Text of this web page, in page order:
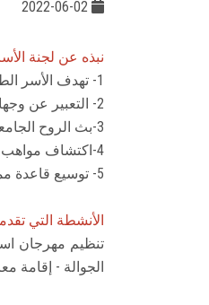
نبذه عن لجنة
1- تهدف الأسر الطلابية إلى تنمية القيم الروحية والأخلاقية والوعي الوطني والقومي بين الطلاب.
2- التعبير عن وجهات النظر والرأي من خلال الأنشطة الثقافية والفنية والاجتماعية المختلفة.
3-بث الروح الجامعية وتوثيق الروابط بين الطلاب وأعضاء هيئة التدريس والعاملين بالجامعة.
4-اكتشاف مواهب الطلاب وقدراتهم ومهاراتهم وصلقها وتشجيعها.
5- توسيع قاعدة ممارسة الأنشطة الطلابية والاجتماعية والثقافية والفنية والرياضية والأنشطة التي تساعد الطلاب على صقل مواهبهم وتنمية قدراتهم واستثمار أوقات فراغهم.
الأنشطة التي
تنظيم مهرجان
الجوالة - إقامة معرض للكتاب لتوزيع 10000 كتابًا مجانيًا على الطلاب - إقامة